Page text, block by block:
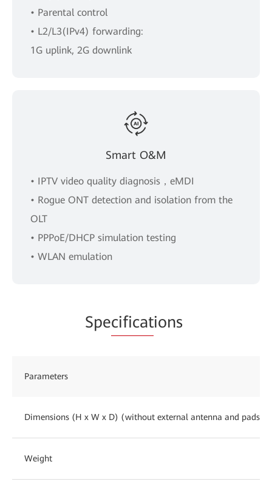
• Parental control
• L2/L3(IPv4) forwarding:
1G uplink, 2G downlink
Smart O&M
• IPTV video quality diagnosis，eMDI
• Rogue ONT detection and isolation from the
OLT
• PPPoE/DHCP simulation testing
• WLAN emulation
Specifications
Parameters
Dimensions (H x W x D) (without external antenna and pads)
Weight